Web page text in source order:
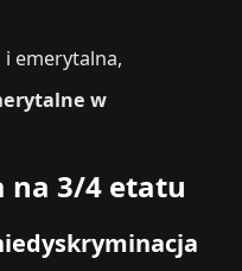
emerytalna,
w
na 3/4 etatu